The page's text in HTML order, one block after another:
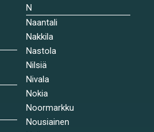
N
Naantali
Nakkila
Nastola
Nilsiä
Nivala
Nokia
Noormarkku
Nousiainen